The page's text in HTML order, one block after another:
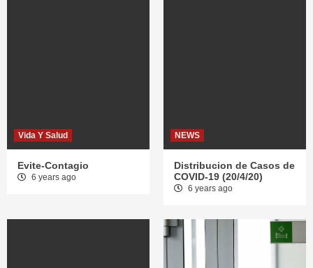
Vida Y Salud
Evite-Contagio
6 years ago
NEWS
Distribucion de Casos de
COVID-19 (20/4/20)
6 years ago